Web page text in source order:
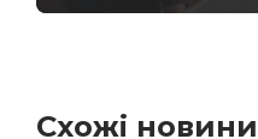
Схожі новини